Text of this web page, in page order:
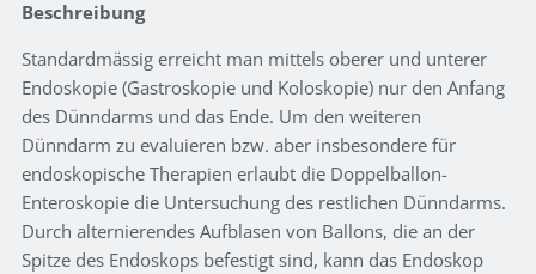
Beschreibung
Standardmässig erreicht man mittels oberer und unterer
Endoskopie (Gastroskopie und Koloskopie) nur den Anfang
des Dünndarms und das Ende. Um den weiteren
Dünndarm zu evaluieren bzw. aber insbesondere für
endoskopische Therapien erlaubt die Doppelballon-
Enteroskopie die Untersuchung des restlichen Dünndarms.
Durch alternierendes Aufblasen von Ballons, die an der
Spitze des Endoskops befestigt sind, kann das Endoskop